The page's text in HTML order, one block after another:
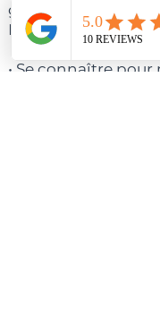
groupe et de
Barcelone.
• Se connaître